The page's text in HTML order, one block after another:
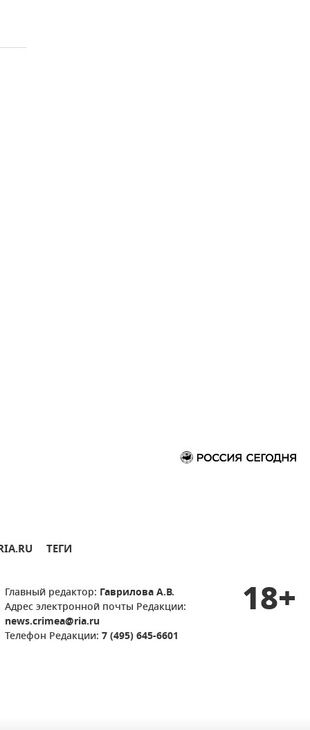
ТЕГИ
Главный редактор: Гаврилова А.В.
Адрес электронной почты Редакции:
news.crimea@ria.ru
Телефон Редакции: 7 (495) 645-6601
18+